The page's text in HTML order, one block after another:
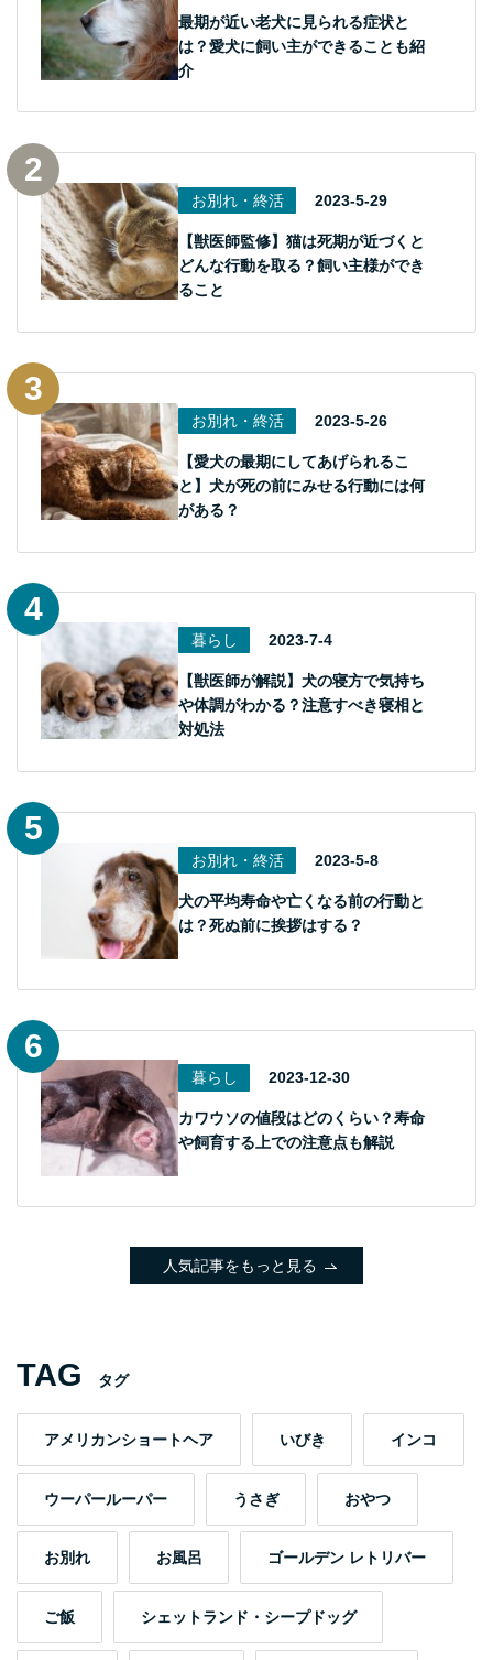
最期が近い老犬に見られる症状と
は？愛犬に飼い主ができることも紹
介
お別れ・終活 2023-5-29
【獣医師監修】猫は死期が近づくと
どんな行動を取る？飼い主様ができ
ること
お別れ・終活 2023-5-26
【愛犬の最期にしてあげられるこ
と】犬が死の前にみせる行動には何
がある？
暮らし 2023-7-4
【獣医師が解説】犬の寝方で気持ち
や体調がわかる？注意すべき寝相と
対処法
お別れ・終活 2023-5-8
犬の平均寿命や亡くなる前の行動と
は？死ぬ前に挨拶はする？
暮らし 2023-12-30
カワウソの値段はどのくらい？寿命
や飼育する上での注意点も解説
人気記事をもっと見る
TAG タグ
アメリカンショートヘア いびき インコ
ウーパールーパー うさぎ おやつ
お別れ お風呂 ゴールデン レトリバー
ご飯 シェットランド・シープドッグ